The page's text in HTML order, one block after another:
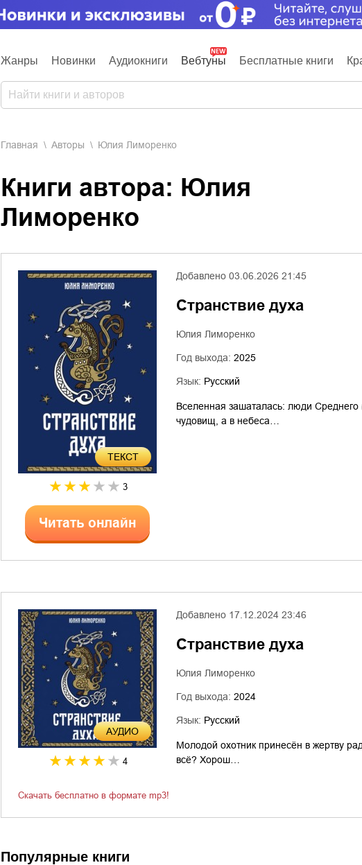
Жанры Новинки Аудиокниги Вебтуны Бесплатные книги
Главная Aвторы Юлия Лиморенко
Книги автора: Юлия
Лиморенко
ТЕКСТ
3
Читать онлайн
Добавлено 03.06.2026 21:45
Странствие духа
Юлия Лиморенко
Год выхода: 2025
Язык: Русский
Вселенная зашаталась: люди
чудовищ, а в небеса…
AУДИО
4
Добавлено 17.12.2024 23:46
Странствие духа
Юлия Лиморенко
Год выхода: 2024
Язык: Русский
Молодой охотник принесён в жертву
всё? Хорош…
Скачать бесплатно в формате mp3!
Популярные книги